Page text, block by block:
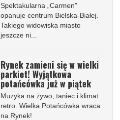
Spektakularna „Carmen”
opanuje centrum Bielska-Białej.
Takiego widowiska miasto
jeszcze ni...
Rynek zamieni się w wielki
parkiet! Wyjątkowa
potańcówka już w piątek
Muzyka na żywo, taniec i klimat
retro. Wielka Potańcówka wraca
na Rynek!